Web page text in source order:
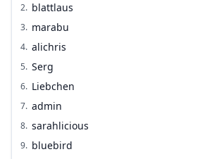
2. blattlaus
3. marabu
4. alichris
5. Serg
6. Liebchen
7. admin
8. sarahlicious
9. bluebird